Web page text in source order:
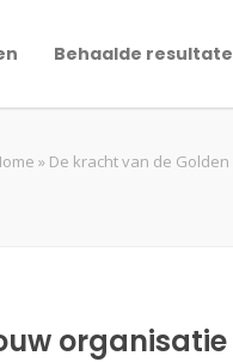
Behaalde
» De kracht van de
organisatie